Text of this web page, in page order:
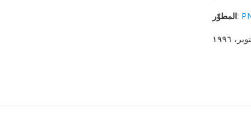
المطوّر: